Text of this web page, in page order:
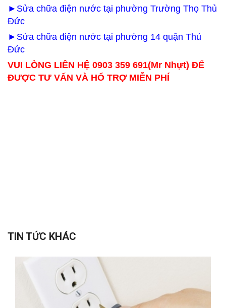
►Sửa chữa điện nước tại phường Trường Thọ Thủ
Đức
►Sửa chữa điện nước tại phường 14 quận Thủ
Đức
VUI LÒNG LIÊN HỆ 0903 359 691(Mr Nhựt) ĐỂ
ĐƯỢC TƯ VẤN VÀ HỔ TRỢ MIỄN PHÍ
TIN TỨC KHÁC